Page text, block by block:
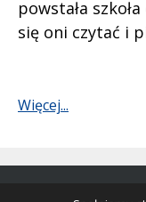
powstała
się oni czytać i
Więcej...